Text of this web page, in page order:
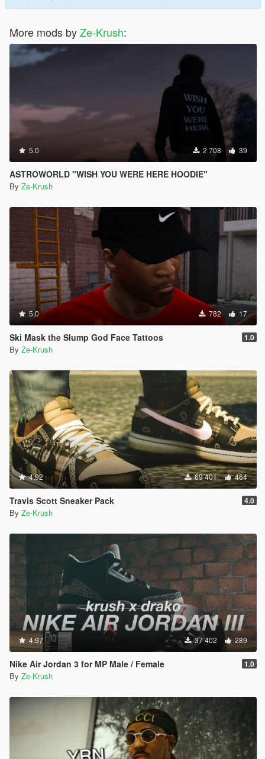
More mods byZe-Krush:
5.0 2 708 39
ASTROWORLD "WISH YOU WERE HERE HOODIE"
By Ze-Krush
5.0 782 17
Ski Mask the Slump God Face Tattoos 1.0
By Ze-Krush
4.92 69 401 464
Travis Scott Sneaker Pack 4.0
By Ze-Krush
4.97 37 402 289
Nike Air Jordan 3 for MP Male / Female 1.0
By Ze-Krush